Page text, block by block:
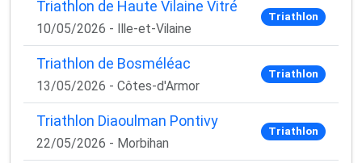
Triathlon de Haute Vilaine Vitré
10/05/2026 - Ille-et-Vilaine
Triathlon
Triathlon de Bosméléac
13/05/2026 - Côtes-d'Armor
Triathlon
Triathlon Diaoulman Pontivy
22/05/2026 - Morbihan
Triathlon